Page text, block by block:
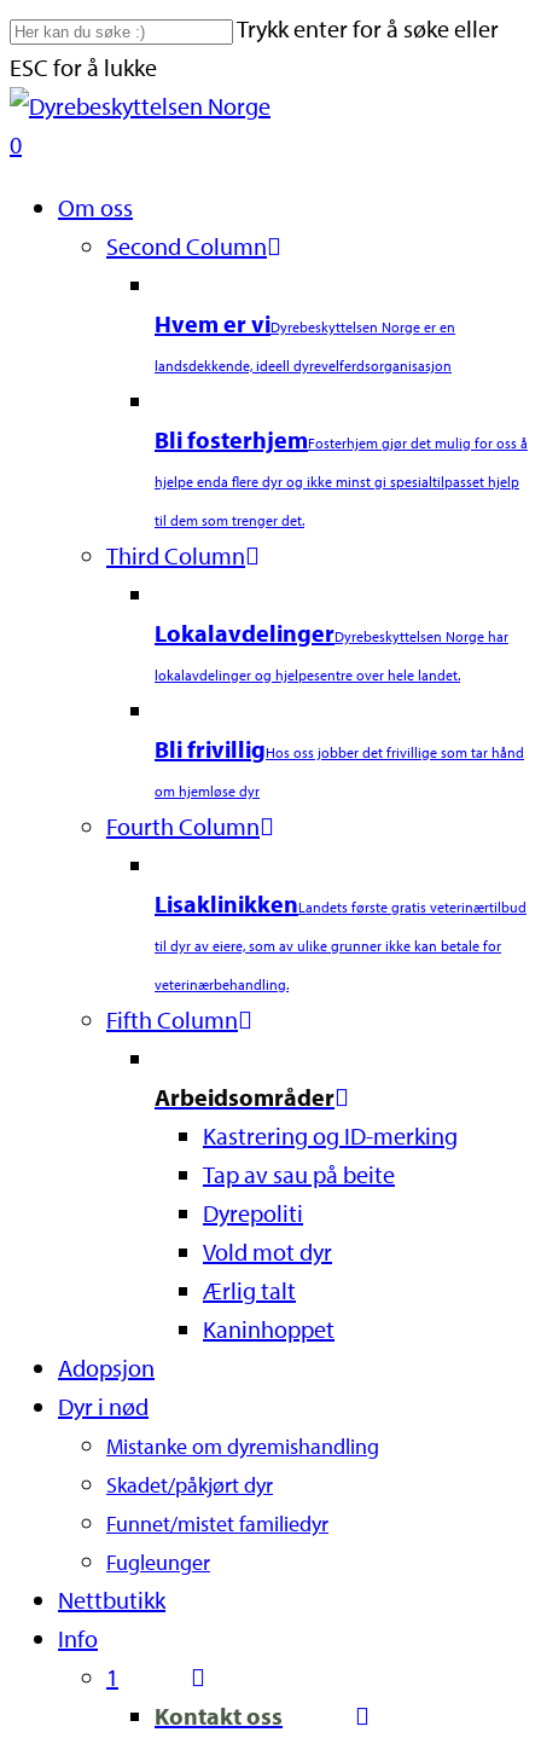
Skip
to
main
content
Trykk enter for å søke eller
ESC for å lukke
Close
Search
search
0
Om oss
Second Column
Hvem er viDyrebeskyttelsen Norge er en
landsdekkende, ideell dyrevelferdsorganisasjon
Bli fosterhjemFosterhjem gjør det mulig for oss å
hjelpe enda flere dyr og ikke minst gi spesialtilpasset hjelp
til dem som trenger det.
Third Column
LokalavdelingerDyrebeskyttelsen Norge har
lokalavdelinger og hjelpesentre over hele landet.
Bli frivilligHos oss jobber det frivillige som tar hånd
om hjemløse dyr
Fourth Column
LisaklinikkenLandets første gratis veterinærtilbud
til dyr av eiere, som av ulike grunner ikke kan betale for
veterinærbehandling.
Fifth Column
Arbeidsområder
Kastrering og ID-merking
Tap av sau på beite
Dyrepoliti
Vold mot dyr
Ærlig talt
Kaninhoppet
Adopsjon
Dyr i nød
Mistanke om dyremishandling
Skadet/påkjørt dyr
Funnet/mistet familiedyr
Fugleunger
Nettbutikk
Info
1
Kontakt oss